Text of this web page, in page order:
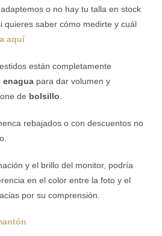
o no hay tu talla en stock
quieres saber cómo medirte y cuál
aquí
están completamente
enagua para dar volumen y
de bolsillo.
rebajados o con descuentos no
y el brillo del monitor, podría
en el color entre la foto y el
por su comprensión.